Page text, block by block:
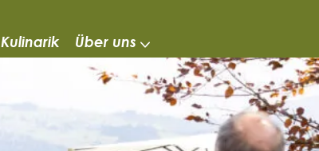
Kulinarik Über uns